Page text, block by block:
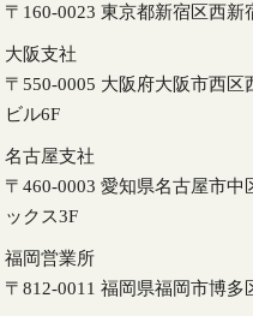
〒160-0023 東京都新宿区西新
大阪支社
〒550-0005 大阪府大阪市西
ビル6F
名古屋支社
〒460-0003 愛知県名古屋市
ックス3F
福岡営業所
〒812-0011 福岡県福岡市博